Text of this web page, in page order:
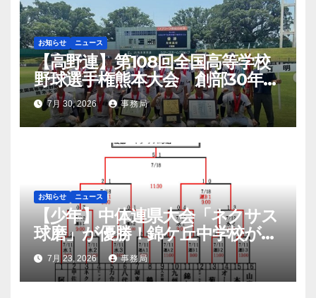
お知らせ ニュース
【高野連】第108回全国高等学校
野球選手権熊本大会 創部30年有
明高校悲願の初優勝
7月 30, 2026 事務局
お知らせ ニュース
【少年】中体連県大会「ネクサス
球磨」が優勝！錦ケ丘中学校が準
優勝！九州大会へ
7月 23, 2026 事務局